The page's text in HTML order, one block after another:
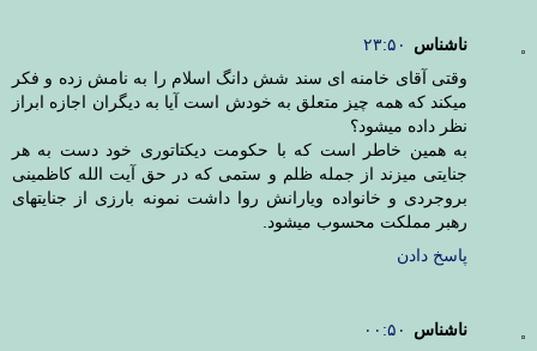
ناشناس
۲۳:۵۰
وقتی آقای خامنه ای سند شش دانگ اسلام را به نامش زده و فکر
میکند که همه چیز متعلق به خودش است آیا به دیگران اجازه ابراز
نظر داده میشود؟
به همین خاطر است که با حکومت دیکتاتوری خود دست به هر
جنایتی میزند از جمله ظلم و ستمی که در حق آیت الله کاظمینی
بروجردی و خانواده ویارانش روا داشت نمونه بارزی از جنایتهای
رهبر مملکت محسوب میشود.
پاسخ دادن
ناشناس
۰۰:۵۰